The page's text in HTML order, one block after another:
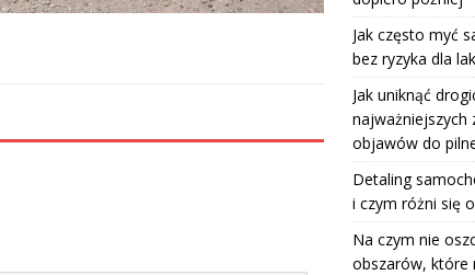
Jak często myć
bez ryzyka dla
Jak uniknąć
najważniejszych
objawów do
Detaling
i czym różni się
Na czym nie
obszarów, które